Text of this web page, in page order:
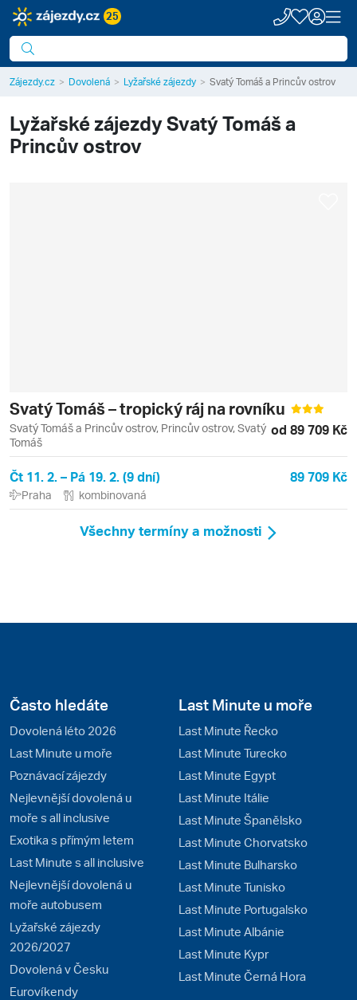
25
Zájezdy.cz Dovolená Lyžařské zájezdy Svatý Tomáš a Princův ostrov
Lyžařské zájezdySvatý Tomáš a
Princův ostrov
Svatý Tomáš – tropický ráj na rovníku
Svatý Tomáš a Princův ostrov, Princův ostrov, Svatý
Tomáš
od 89 709 Kč
Čt 11. 2. – Pá 19. 2. (9 dní) 89 709 Kč
Praha kombinovaná
Všechny termíny a možnosti
Často hledáte
Dovolená léto 2026
Last Minute u moře
Poznávací zájezdy
Nejlevnější dovolená u
moře s all inclusive
Exotika s přímým letem
Last Minute s all inclusive
Nejlevnější dovolená u
moře autobusem
Lyžařské zájezdy
2026/2027
Dovolená v Česku
Eurovíkendy
Last Minute u moře
Last Minute Řecko
Last Minute Turecko
Last Minute Egypt
Last Minute Itálie
Last Minute Španělsko
Last Minute Chorvatsko
Last Minute Bulharsko
Last Minute Tunisko
Last Minute Portugalsko
Last Minute Albánie
Last Minute Kypr
Last Minute Černá Hora